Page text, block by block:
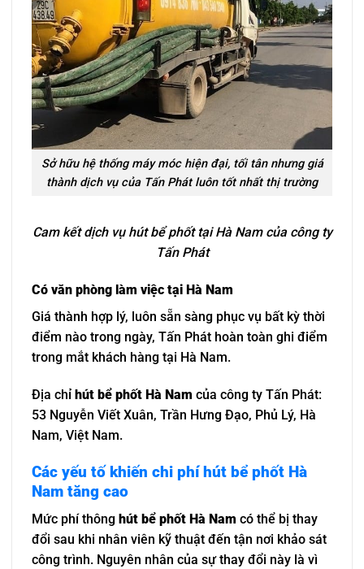
Sở hữu hệ thống máy móc hiện đại, tối tân nhưng giá
thành dịch vụ của Tấn Phát luôn tốt nhất thị trường
Cam kết dịch vụ hút bể phốt tại Hà Nam của công ty
Tấn Phát
Có văn phòng làm việc tại Hà Nam
Giá thành hợp lý, luôn sẵn sàng phục vụ bất kỳ thời
điểm nào trong ngày, Tấn Phát hoàn toàn ghi điểm
trong mắt khách hàng tại Hà Nam.
Địa chỉ hút bể phốt Hà Nam của công ty Tấn Phát:
53 Nguyễn Viết Xuân, Trần Hưng Đạo, Phủ Lý, Hà
Nam, Việt Nam.
Các yếu tố khiến chi phí hút bể phốt Hà
Nam tăng cao
Mức phí thông hút bể phốt Hà Nam có thể bị thay
đổi sau khi nhân viên kỹ thuật đến tận nơi khảo sát
công trình. Nguyên nhân của sự thay đổi này là vì